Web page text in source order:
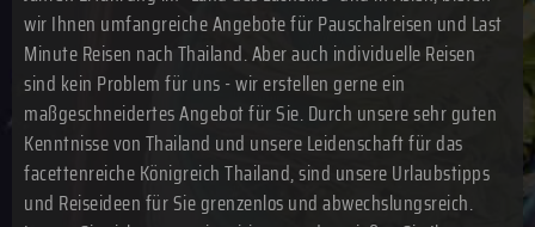
wir Ihnen umfangreiche Angebote für Pauschalreisen und Last
Minute Reisen nach Thailand. Aber auch individuelle Reisen
sind kein Problem für uns - wir erstellen gerne ein
maßgeschneidertes Angebot für Sie. Durch unsere sehr guten
Kenntnisse von Thailand und unsere Leidenschaft für das
facettenreiche Königreich Thailand, sind unsere Urlaubstipps
und Reiseideen für Sie grenzenlos und abwechslungsreich.